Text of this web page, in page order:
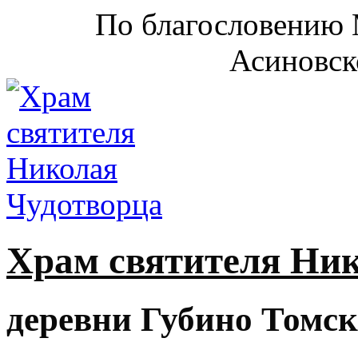
По благословению
Храм святителя
деревни Губино